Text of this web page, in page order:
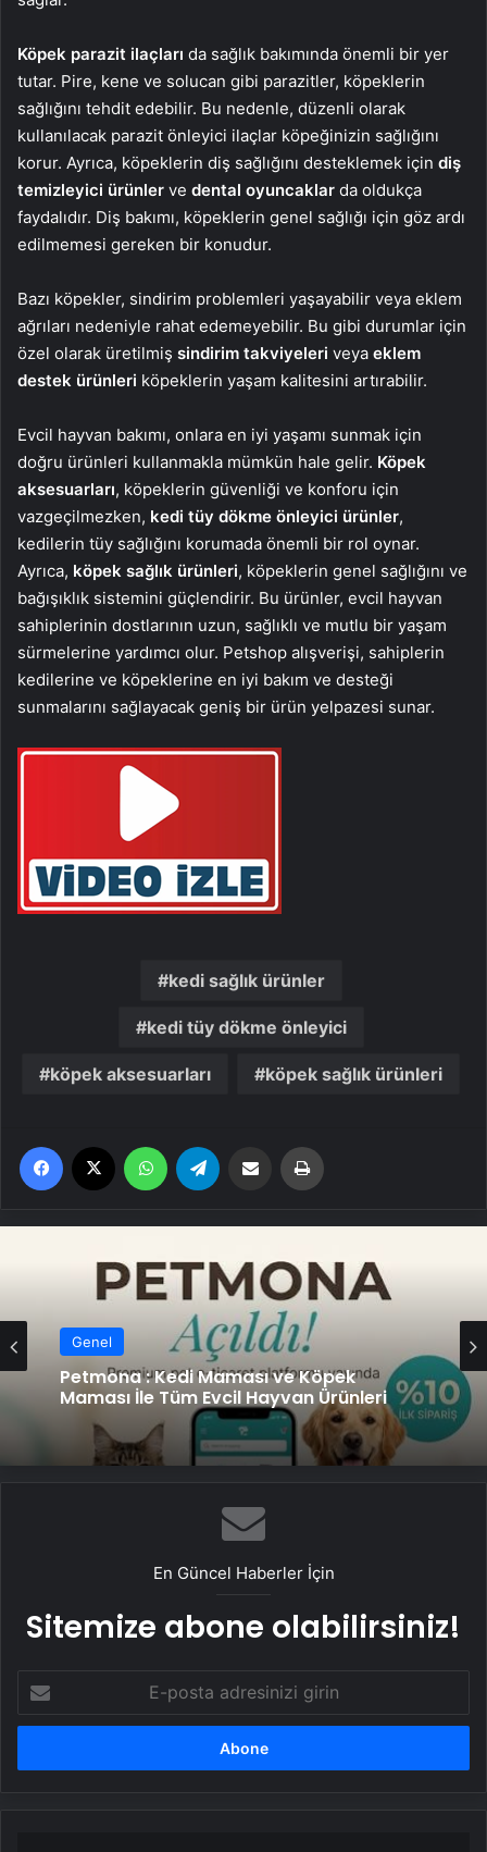
Köpek parazit ilaçları da sağlık bakımında önemli bir yer
tutar. Pire, kene ve solucan gibi parazitler, köpeklerin
sağlığını tehdit edebilir. Bu nedenle, düzenli olarak
kullanılacak parazit önleyici ilaçlar köpeğinizin sağlığını
korur. Ayrıca, köpeklerin diş sağlığını desteklemek için diş
temizleyici ürünler ve dental oyuncaklar da oldukça
faydalıdır. Diş bakımı, köpeklerin genel sağlığı için göz ardı
edilmemesi gereken bir konudur.
Bazı köpekler, sindirim problemleri yaşayabilir veya eklem
ağrıları nedeniyle rahat edemeyebilir. Bu gibi durumlar için
özel olarak üretilmiş sindirim takviyeleri veya eklem
destek ürünleri köpeklerin yaşam kalitesini artırabilir.
Evcil hayvan bakımı, onlara en iyi yaşamı sunmak için
doğru ürünleri kullanmakla mümkün hale gelir. Köpek
aksesuarları, köpeklerin güvenliği ve konforu için
vazgeçilmezken, kedi tüy dökme önleyici ürünler,
kedilerin tüy sağlığını korumada önemli bir rol oynar.
Ayrıca, köpek sağlık ürünleri, köpeklerin genel sağlığını ve
bağışıklık sistemini güçlendirir. Bu ürünler, evcil hayvan
sahiplerinin dostlarının uzun, sağlıklı ve mutlu bir yaşam
sürmelerine yardımcı olur. Petshop alışverişi, sahiplerin
kedilerine ve köpeklerine en iyi bakım ve desteği
sunmalarını sağlayacak geniş bir ürün yelpazesi sunar.
kedi sağlık ürünler
kedi tüy dökme önleyici
köpek aksesuarları köpek sağlık ürünleri
Facebook WhatsApp Email'den paylaş
Genel
Petmona : Kedi Maması ve Köpek
Maması İle Tüm Evcil Hayvan Ürünleri
En Güncel Haberler İçin
Sitemize abone olabilirsiniz!
posta
adresinizi